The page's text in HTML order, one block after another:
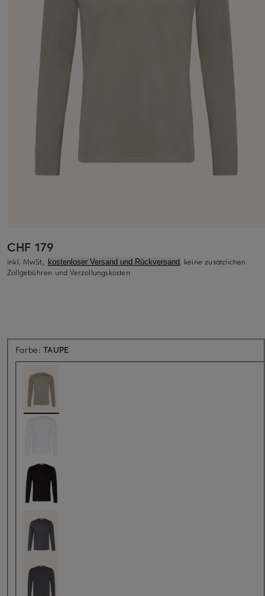
CHF 179
inkl. MwSt., kostenloser Versand und Rückversand, keine zusätzlichen
Zollgebühren und Verzollungskosten
Farbe:TAUPE